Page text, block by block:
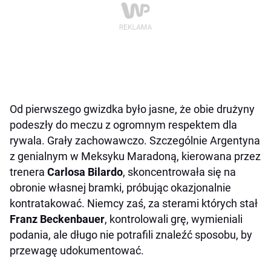
Od pierwszego gwizdka było jasne, że obie drużyny
podeszły do meczu z ogromnym respektem dla
rywala. Grały zachowawczo. Szczególnie Argentyna
z genialnym w Meksyku Maradoną, kierowana przez
trenera Carlosa Bilardo, skoncentrowała się na
obronie własnej bramki, próbując okazjonalnie
kontratakować. Niemcy zaś, za sterami których stał
Franz Beckenbauer, kontrolowali grę, wymieniali
podania, ale długo nie potrafili znaleźć sposobu, by
przewagę udokumentować.